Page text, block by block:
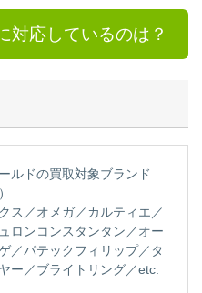
対応しているのは？
ルドの買取対象ブランド
ス／オメガ／カルティエ／
ロンコンスタンタン／オー
／パテックフィリップ／タ
ー／ブライトリング／etc.